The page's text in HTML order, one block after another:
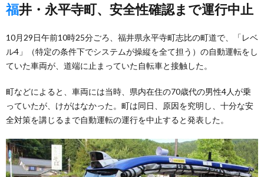
福井・永平寺町、安全性確認まで運行中止
10月29日午前10時25分ごろ、福井県永平寺町志比の町道で、「レベ
ル4」（特定の条件下でシステムが操縦を全て担う）の自動運転をし
ていた車両が、道端に止まっていた自転車と接触した。
町などによると、車両には当時、県内在住の70歳代の男性4人が乗
っていたが、けがはなかった。町は同日、原因を究明し、十分な安
全対策を講じるまで自動運転の運行を中止すると発表した。